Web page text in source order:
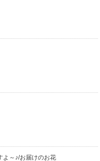
～♪/お届けのお花